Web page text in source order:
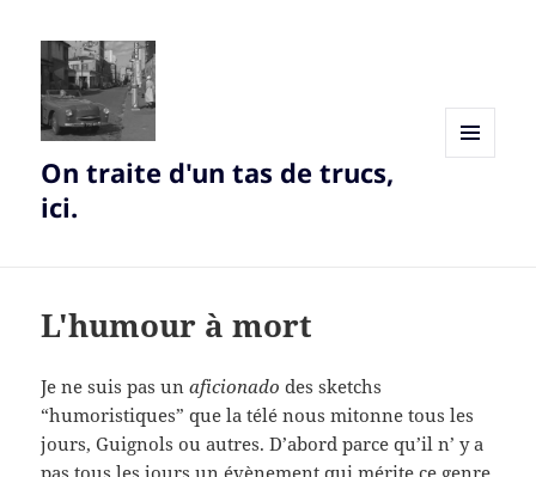
On traite d'un tas de trucs,
ici.
L'humour à mort
Je ne suis pas unaficionadodes sketchs
“humoristiques” que la télé nous mitonne tous les
jours, Guignols ou autres. D’abord parce qu’il n’ y a